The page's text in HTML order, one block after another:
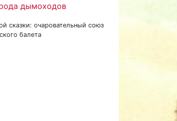
дымоходов
сказки: очаровательный союз
балета